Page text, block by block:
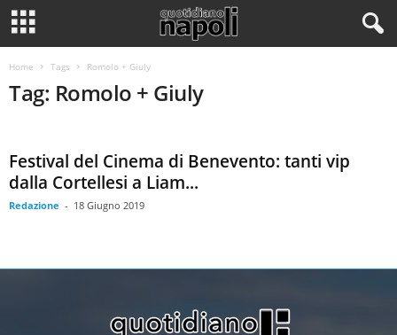
Home Tags Romolo + Giuly
Tag: Romolo + Giuly
Festival del Cinema di Benevento: tanti vip
dalla Cortellesi a Liam...
Redazione - 18 Giugno 2019